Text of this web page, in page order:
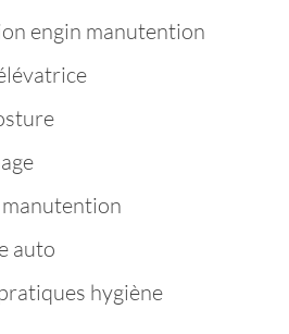
engin manutention
auto
hygiène